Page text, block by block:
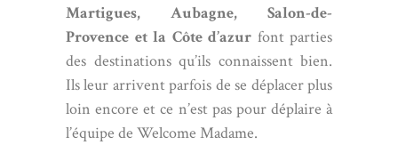
Martigues, Aubagne, Salon-de-
Provence et la Côte d’azur font parties
des destinations qu’ils connaissent bien.
Ils leur arrivent parfois de se déplacer plus
loin encore et ce n’est pas pour déplaire à
l’équipe de Welcome Madame.